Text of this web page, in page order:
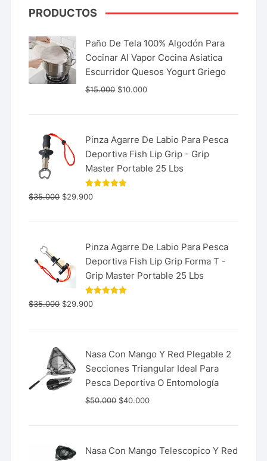
PRODUCTOS
Paño De Tela 100% Algodón Para
Cocinar Al Vapor Cocina Asiatica
Escurridor Quesos Yogurt Griego
$15.000 $10.000
Pinza Agarre De Labio Para Pesca
Deportiva Fish Lip Grip - Grip
Master Portable 25 Lbs
Valorado
con
$35.000 $29.900
Pinza Agarre De Labio Para Pesca
Deportiva Fish Lip Grip Forma T -
Grip Master Portable 25 Lbs
Valorado
con
$35.000 $29.900
Nasa Con Mango Y Red Plegable 2
Secciones Triangular Ideal Para
Pesca Deportiva O Entomología
$50.000 $40.000
Nasa Con Mango Telescopico Y Red